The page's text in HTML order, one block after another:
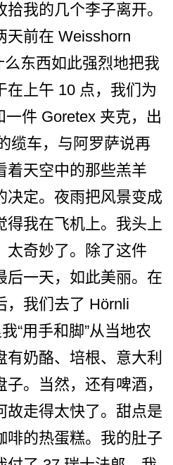
我的几个李­子离开。
天前在 Weisshorn
东西如此强烈­地把我
在上午 10 点，我们为
件 Goretex 夹克，出
缆车，与阿罗萨说再
着天空中的那些羔羊
决定。夜雨把风景变成
得我在飞机­上。我头上
太奇妙了。除了这件
后一天，如此美丽。在
，我们去了 Hörnli
“用手和脚”­从当地农
奶酪、培根、意大利
。当然，还有啤酒，
故走得太快了。甜点是
啡的­热蛋糕。我的肚子